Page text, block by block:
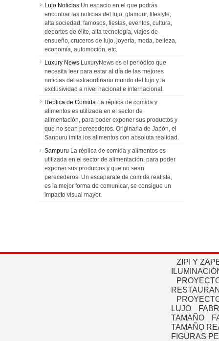
Lujo Noticias Un espacio en el que podrás
encontrar las noticias del lujo, glamour, lifestyle,
alta sociedad, famosos, fiestas, eventos, cultura,
deportes de élite, alta tecnología, viajes de
ensueño, cruceros de lujo, joyería, moda, belleza,
economía, automoción, etc.
Luxury News LuxuryNews es el periódico que
necesita leer para estar al día de las mejores
noticias del extraordinario mundo del lujo y la
exclusividad a nivel nacional e internacional.
Replica de Comida La réplica de comida y
alimentos es utilizada en el sector de
alimentación, para poder exponer sus productos y
que no sean perecederos. Originaria de Japón, el
Sanpuru imita los alimentos con absoluta realidad.
Sampuru La réplica de comida y alimentos es
utilizada en el sector de alimentación, para poder
exponer sus productos y que no sean
perecederos. Un escaparate de comida realista,
es la mejor forma de comunicar, se consigue un
impacto visual mayor.
ZIPI Y
LUJO
TAMAÑO
TAMAÑO
FIGURAS